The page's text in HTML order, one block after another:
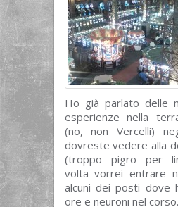
Ho già parlato delle
esperienze nella
(no, non Vercelli)
dovreste vedere alla
(troppo pigro per
volta vorrei entrare
alcuni dei posti dove
ore e neuroni nel